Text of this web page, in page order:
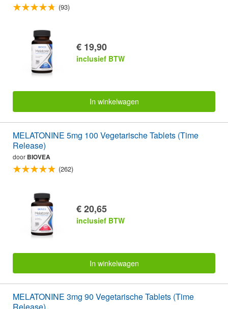
(93)
€ 19,90
inclusief BTW
In winkelwagen
MELATONINE 5mg 100 Vegetarische Tablets (Time
Release)
door BIOVEA
(262)
€ 20,65
inclusief BTW
In winkelwagen
MELATONINE 3mg 90 Vegetarische Tablets (Time